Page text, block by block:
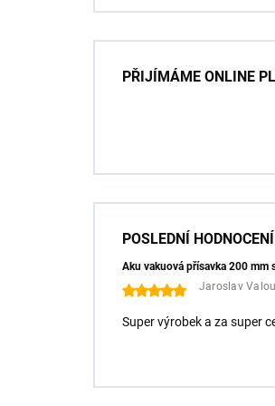
PŘIJÍMÁME ONLINE
POSLEDNÍ
Jaroslav
Super výrobek a za super